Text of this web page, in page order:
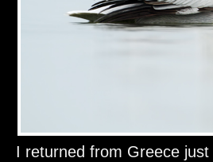
I returned from Greece